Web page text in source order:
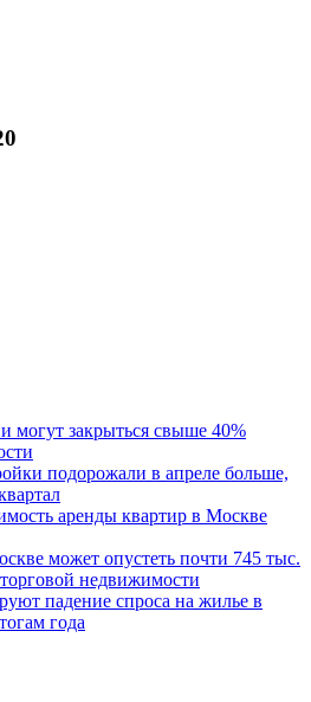
могут закрыться свыше 40%
подорожали в апреле больше,
аренды квартир в Москве
может опустеть почти 745 тыс.
недвижимости
падение спроса на жилье в
года